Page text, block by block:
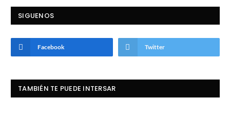
SIGUENOS
Facebook Twitter
TAMBIÉN TE PUEDE INTERSAR